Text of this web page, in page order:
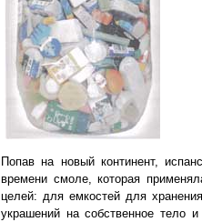
Попав на новый континент,
времени смоле, которая
целей: для емкостей для
украшений на собственное тело